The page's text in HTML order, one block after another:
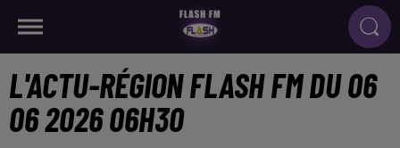
L'ACTU-RÉGION FLASH FM DU 06
06 2026 06H30